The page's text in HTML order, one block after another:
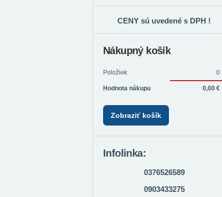
CENY sú uvedené s DPH !
Nákupný košík
Položiek 0
Hodnota nákupu 0,00 €
Zobraziť košík
Infolinka:
0376526589
0903433275